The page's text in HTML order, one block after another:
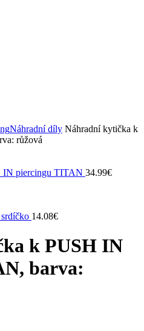
Náhradní díly Náhradní kytička k
růžová
IN piercingu TITAN 34.99€
14.08€
k PUSH IN
barva: